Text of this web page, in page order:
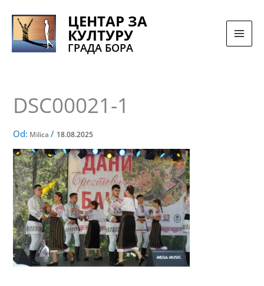
sadržaj
ЦЕНТАР ЗА
КУЛТУРУ
ГРАДА БОРА
DSC00021-1
Od: Milica/ 18.08.2025